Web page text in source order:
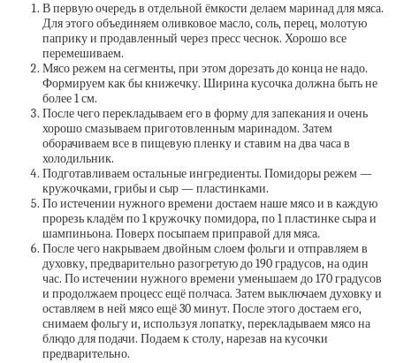
В первую очередь в отдельной ёмкости делаем маринад для мяса.
Для этого объединяем оливковое масло, соль, перец, молотую
паприку и продавленный через пресс чеснок. Хорошо все
перемешиваем.
Мясо режем на сегменты, при этом дорезать до конца не надо.
Формируем как бы книжечку. Ширина кусочка должна быть не
более 1 см.
После чего перекладываем его в форму для запекания и очень
хорошо смазываем приготовленным маринадом. Затем
оборачиваем все в пищевую пленку и ставим на два часа в
холодильник.
Подготавливаем остальные ингредиенты. Помидоры режем —
кружочками, грибы и сыр — пластинками.
По истечении нужного времени достаем наше мясо и в каждую
прорезь кладём по 1 кружочку помидора, по 1 пластинке сыра и
шампиньона. Поверх посыпаем приправой для мяса.
После чего накрываем двойным слоем фольги и отправляем в
духовку, предварительно разогретую до 190 градусов, на один
час. По истечении нужного времени уменьшаем до 170 градусов
и продолжаем процесс ещё полчаса. Затем выключаем духовку и
оставляем в ней мясо ещё 30 минут. После этого достаем его,
снимаем фольгу и, используя лопатку, перекладываем мясо на
блюдо для подачи. Подаем к столу, нарезав на кусочки
предварительно.